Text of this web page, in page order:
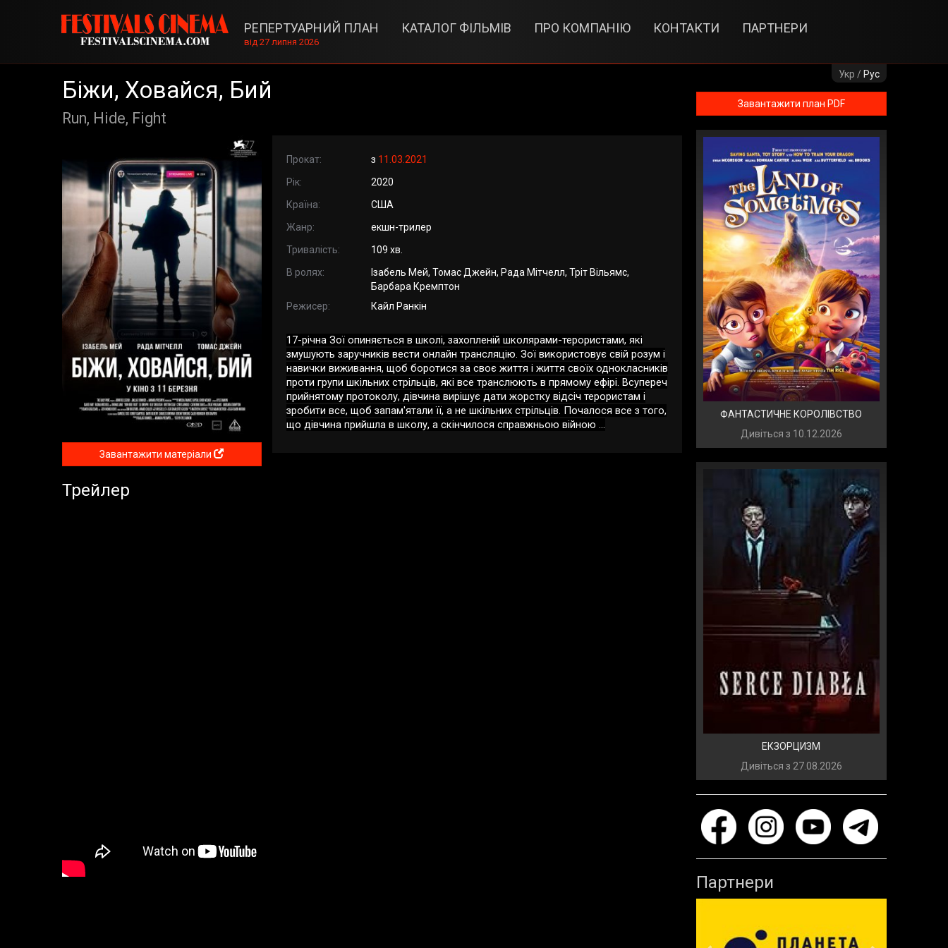
РЕПЕРТУАРНИЙ ПЛАН
від 27 липня 2026
КАТАЛОГ ФІЛЬМІВ ПРО КОМПАНІЮ КОНТАКТИ ПАРТНЕРИ
Укр / Рус
Біжи, Ховайся, Бий
Run, Hide, Fight
Завантажити матеріали
Прокат: з 11.03.2021
Рік:
2020
Країна:
США
Жанр:
екшн-трилер
Тривалість:
109 хв.
В ролях:
Ізабель Мей, Томас Джейн, Рада Мітчелл, Тріт Вільямс,
Барбара Кремптон
Режисер:
Кайл Ранкін
17-річна Зої опиняється в школі, захопленій школярами-терористами, які
змушують заручників вести онлайн трансляцію. Зої використовує свій розум і
навички виживання, щоб боротися за своє життя і життя своїх однокласників
проти групи шкільних стрільців, які все транслюють в прямому ефірі. Всупереч
прийнятому протоколу, дівчина вирішує дати жорстку відсіч терористам і
зробити все, щоб запам'ятали її, а не шкільних стрільців. Почалося все з того,
що дівчина прийшла в школу, а скінчилося справжньою війною ...
Трейлер
Завантажити план PDF
ФАНТАСТИЧНЕ КОРОЛІВСТВО
Дивіться з 10.12.2026
ЕКЗОРЦИЗМ
Дивіться з 27.08.2026
Партнери